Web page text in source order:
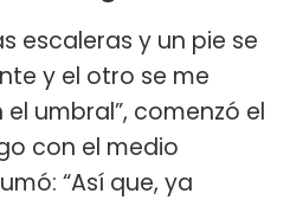
escaleras y un pie se
y el otro se me
umbral”, comenzó el
con el medio
“Así que, ya